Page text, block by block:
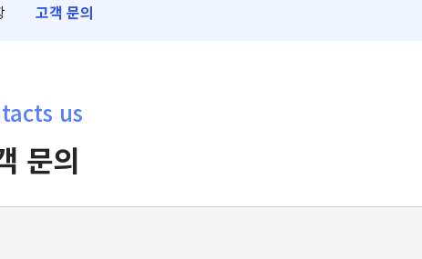
고객 문의
us
문의